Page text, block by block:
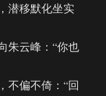
潜移默化坐实
云峰：“你也
偏不倚：“回